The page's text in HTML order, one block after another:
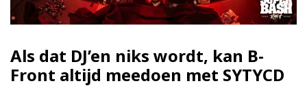
Als dat DJ’en niks wordt, kan B-
Front altijd meedoen met SYTYCD